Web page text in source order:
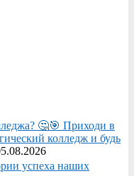
🤔🎯 Приходи в
колледж и будь
успеха наших